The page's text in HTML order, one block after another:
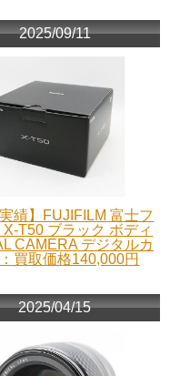
2025/09/11
実績】FUJIFILM 富士フ
X-T50 ブラック ボディ
CAMERA デジタルカ
買取価格140,000円
2025/04/15